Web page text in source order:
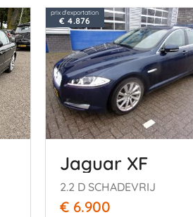
prix d'exportation
€ 4.876
Jaguar XF
2.2 D SCHADEVRIJ
€ 6.900